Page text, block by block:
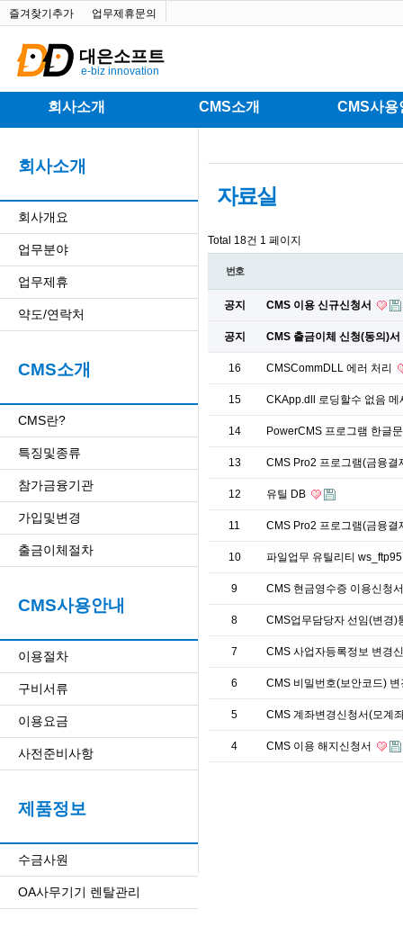
즐겨찾기추가 업무제휴문의
대은소프트
e-biz innovation
회사소개 CMS소개 CMS사용
회사소개
회사개요
업무분야
업무제휴
약도/연락처
CMS소개
CMS란?
특징및종류
참가금융기관
가입및변경
출금이체절차
CMS사용안내
이용절차
구비서류
이용요금
사전준비사항
제품정보
수금사원
OA사무기기 렌탈관리
자료실
Total 18건 1 페이지
번호
공지 CMS 이용 신규신청서
공지 CMS 출금이체 신청(동의)
16 CMSCommDLL 에러 처리
15 CKApp.dll 로딩할수 없음
14 PowerCMS 프로그램 한글
13 CMS Pro2 프로그램(금융
12 유틸 DB
11 CMS Pro2 프로그램(금융
10 파일업무 유틸리티
9 CMS 현금영수증 이용신청
8 CMS업무담당자 선임(변경
7 CMS 사업자등록정보 변경
6 CMS 비밀번호(보안코드)
5 CMS 계좌변경신청서(모계
4 CMS 이용 해지신청서